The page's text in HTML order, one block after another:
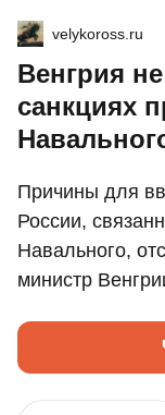
velykoross.ru
Венгрия
санкциях
Причины для
России,
Навального,
министр